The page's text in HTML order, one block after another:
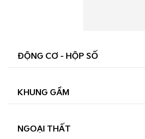
ĐỘNG CƠ - HỘP SỐ
KHUNG GẦM
NGOẠI THẤT